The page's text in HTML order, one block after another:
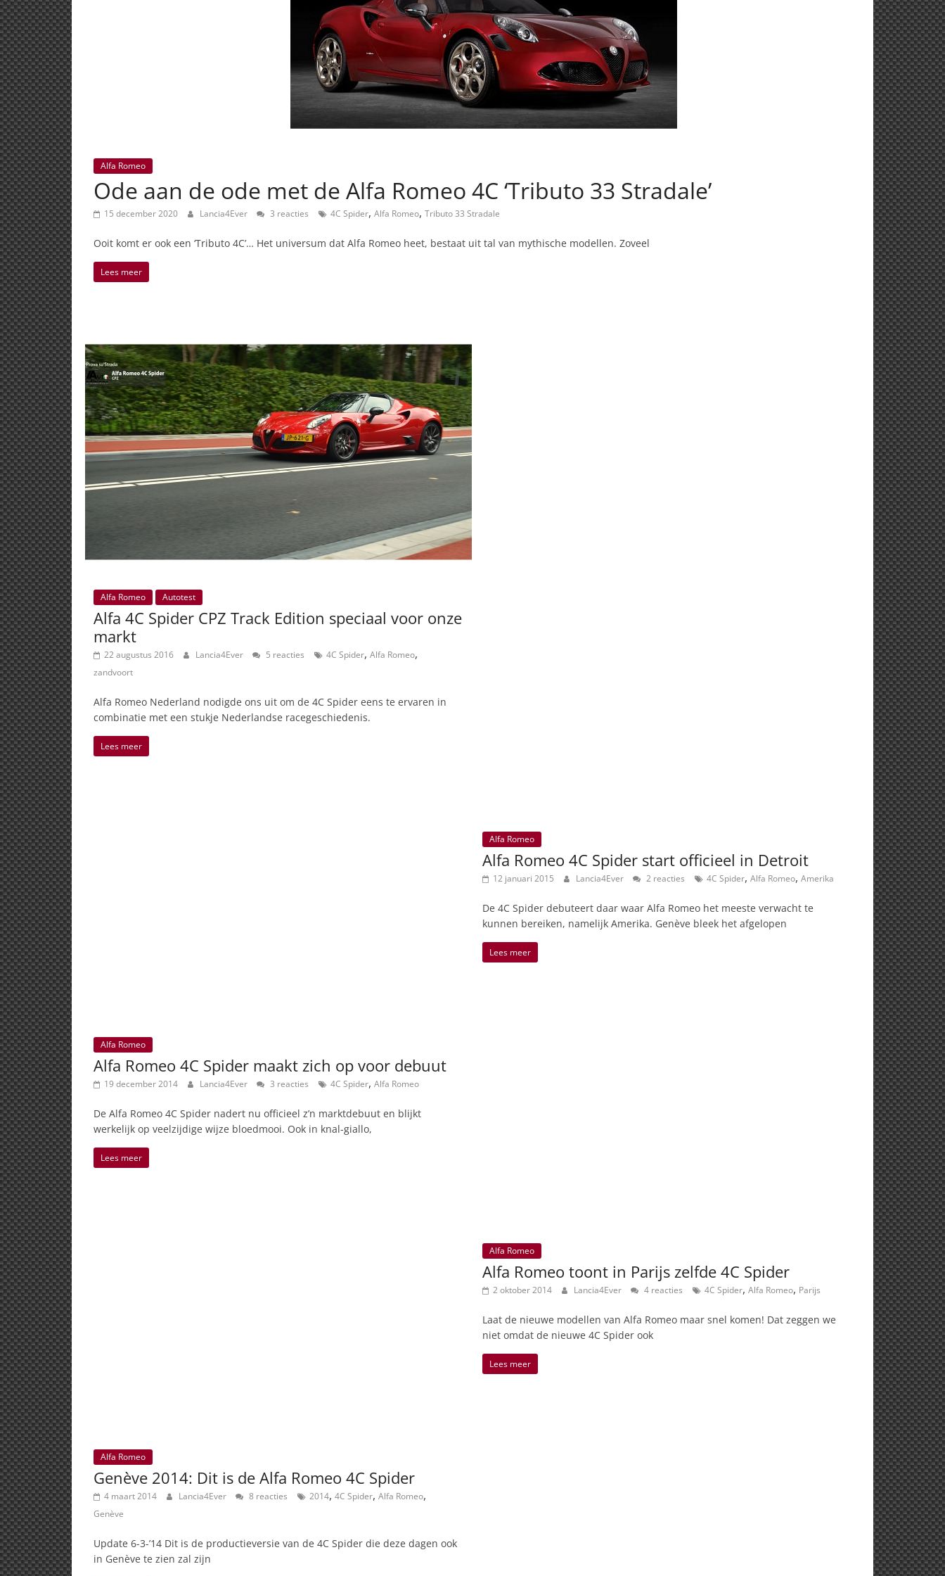
Alfa Romeo
Ode aan de ode met de Alfa Romeo 4C ‘Tributo 33 Stradale’
15 december 2020 Lancia4Ever 3 reacties 4C Spider, Alfa Romeo, Tributo 33 Stradale
Ooit komt er ook een ‘Tributo 4C’… Het universum dat Alfa Romeo heet, bestaat uit tal van mythische modellen. Zoveel
Lees meer
Alfa Romeo Autotest
Alfa 4C Spider CPZ Track Edition speciaal voor onze
markt
22 augustus 2016 Lancia4Ever 5 reacties 4C Spider, Alfa Romeo,
zandvoort
Alfa Romeo Nederland nodigde ons uit om de 4C Spider eens te ervaren in
combinatie met een stukje Nederlandse racegeschiedenis.
Lees meer
Alfa Romeo
Alfa Romeo 4C Spider start officieel in Detroit
12 januari 2015 Lancia4Ever 2 reacties 4C Spider, Alfa Romeo, Amerika
De 4C Spider debuteert daar waar Alfa Romeo het meeste verwacht te
kunnen bereiken, namelijk Amerika. Genève bleek het afgelopen
Lees meer
Alfa Romeo
Alfa Romeo 4C Spider maakt zich op voor debuut
19 december 2014 Lancia4Ever 3 reacties 4C Spider, Alfa Romeo
De Alfa Romeo 4C Spider nadert nu officieel z’n marktdebuut en blijkt
werkelijk op veelzijdige wijze bloedmooi. Ook in knal-giallo,
Lees meer
Alfa Romeo
Alfa Romeo toont in Parijs zelfde 4C Spider
2 oktober 2014 Lancia4Ever 4 reacties 4C Spider, Alfa Romeo, Parijs
Laat de nieuwe modellen van Alfa Romeo maar snel komen! Dat zeggen we
niet omdat de nieuwe 4C Spider ook
Lees meer
Alfa Romeo
Genève 2014: Dit is de Alfa Romeo 4C Spider
4 maart 2014 Lancia4Ever 8 reacties 2014, 4C Spider, Alfa Romeo,
Genève
Update 6-3-’14 Dit is de productieversie van de 4C Spider die deze dagen ook
in Genève te zien zal zijn